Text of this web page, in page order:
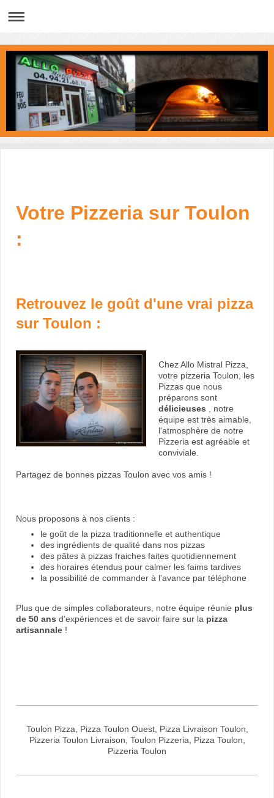
Votre Pizzeria sur Toulon
:
Retrouvez le goût d'une vrai pizza
sur Toulon :
Chez Allo Mistral Pizza,
votre pizzeria Toulon, les
Pizzas que nous
préparons sont
délicieuses
, notre
équipe est très aimable,
l'atmosphère de notre
Pizzeria est agréable et
conviviale.
Partagez de bonnes pizzas Toulon avec vos amis !
Nous proposons à nos clients :
le goût de la pizza traditionnelle et authentique
des ingrédients de qualité dans nos pizzas
des pâtes à pizzas fraiches faites quotidiennement
des horaires étendus pour calmer les faims tardives
la possibilité de commander à l'avance par téléphone
Plus que de simples collaborateurs, notre équipe réunie plus
de 50 ans d'expériences et de savoir faire sur la pizza
artisannale !
Toulon Pizza, Pizza Toulon Ouest, Pizza Livraison Toulon,
Pizzeria Toulon Livraison, Toulon Pizzeria, Pizza Toulon,
Pizzeria Toulon